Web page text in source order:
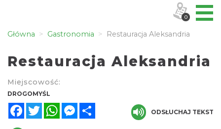
Główna Gastronomia Restauracja Aleksandria
Restauracja Aleksandria
Miejscowość:
DROGOMYŚL
FacebookTwitterWhatsAppMessenger
ODSŁUCHAJ TEKST
0